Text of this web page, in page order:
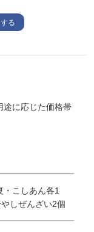
る
途に応じた価格帯
こしあん各1
しぜんざい2個